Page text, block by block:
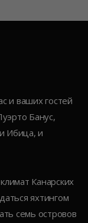
и ваших гостей
Банус,
Ибица, и
Канарских
яхтингом
семь островов